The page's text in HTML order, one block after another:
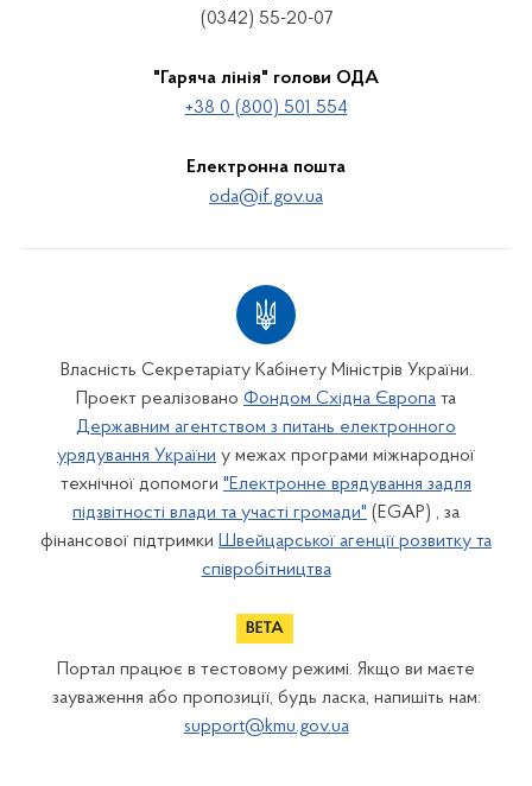
(0342) 55-20-07
"Гаряча лінія" голови ОДА
+38 0 (800) 501 554
Електронна пошта
oda@if.gov.ua
Власність Секретаріату Кабінету Міністрів України.
Проект реалізовано Фондом Східна Європа та
Державним агентством з питань електронного
урядування України у межах програми міжнародної
технічної допомоги "Електронне врядування задля
підзвітності влади та участі громади" (EGAP) , за
фінансової підтримки Швейцарської агенції розвитку та
співробітництва
Портал працює в тестовому режимі. Якщо ви маєте
зауваження або пропозиції, будь ласка, напишіть нам:
support@kmu.gov.ua